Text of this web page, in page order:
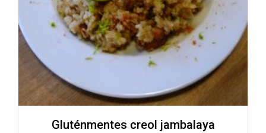
Gluténmentes creol jambalaya